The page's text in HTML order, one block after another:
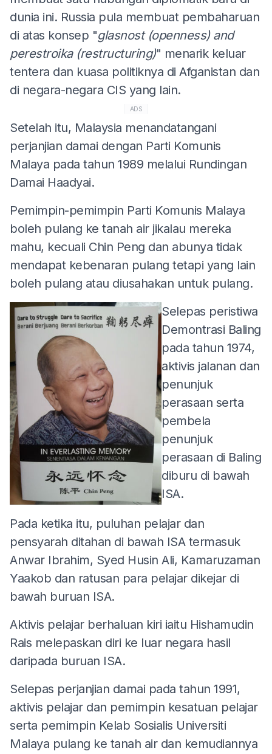
dunia ini. Russia pula membuat pembaharuan
di atas konsep "glasnost (openness) and
perestroika (restructuring)" menarik keluar
tentera dan kuasa politiknya di Afganistan dan
di negara-negara CIS yang lain.
ADS
Setelah itu, Malaysia menandatangani
perjanjian damai dengan Parti Komunis
Malaya pada tahun 1989 melalui Rundingan
Damai Haadyai.
Pemimpin-pemimpin Parti Komunis Malaya
boleh pulang ke tanah air jikalau mereka
mahu, kecuali Chin Peng dan abunya tidak
mendapat kebenaran pulang tetapi yang lain
boleh pulang atau diusahakan untuk pulang.
Selepas peristiwa
Demontrasi Baling
pada tahun 1974,
aktivis jalanan dan
penunjuk
perasaan serta
pembela
penunjuk
perasaan di Baling
diburu di bawah
ISA.
Pada ketika itu, puluhan pelajar dan
pensyarah ditahan di bawah ISA termasuk
Anwar Ibrahim, Syed Husin Ali, Kamaruzaman
Yaakob dan ratusan para pelajar dikejar di
bawah buruan ISA.
Aktivis pelajar berhaluan kiri iaitu Hishamudin
Rais melepaskan diri ke luar negara hasil
daripada buruan ISA.
Selepas perjanjian damai pada tahun 1991,
aktivis pelajar dan pemimpin kesatuan pelajar
serta pemimpin Kelab Sosialis Universiti
Malaya pulang ke tanah air dan kemudiannya